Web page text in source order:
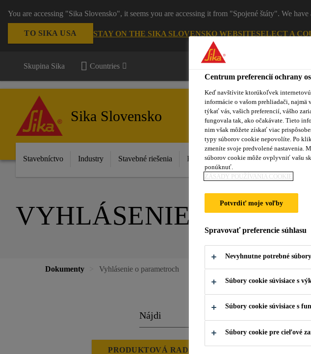
You are accessing "Sika Slovensko", it seems you are accessing it from "Spojené štáty". We
TO SIKA USA STAY ON THE SIKA SLOVENSKO WEBSITESELECT A
Skupina Sika Countries
Sika Slovensko
Stavebníctvo Industry Stavebné riešenia Katalóg produktov Sikaflex®
VYHLÁSENIE O
Dokumenty Vyhlásenie o parametroch
PRODUKTOVÁ RADA (ZNAČKA)
Centrum preferencií ochrany
Keď navštívite ktorúkoľvek
informácie o vašom prehliadači, najmä
týkať vás, vašich preferencií, vášho
fungovala tak, ako očakávate. Tieto
nim však môžete získať viac
typy súborov cookie nepovolíte. Po
zmeníte svoje predvolené nastavenia.
súborov cookie môže ovplyvniť vašu
ponúknuť.
ZÁSADY POUŽÍVANIA COOKIE
Potvrdiť moje voľby
Spravovať preferencie súhlasu
Nevyhnutne potrebné
Súbory cookie súvisiace s
Súbory cookie súvisiace s
Súbory cookie pre cieľové